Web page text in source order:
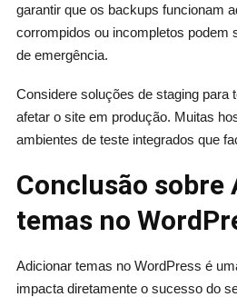
garantir que os backups funcionam
corrompidos ou incompletos podem
de emergência.
Considere soluções de staging para
afetar o site em produção. Muitas
ambientes de teste integrados que
Conclusão sobre
temas no
Adicionar temas no WordPress é
impacta diretamente o sucesso do